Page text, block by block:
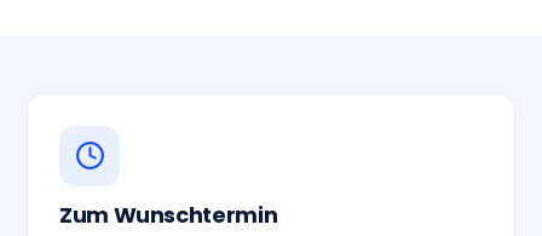
Zum Wunschtermin